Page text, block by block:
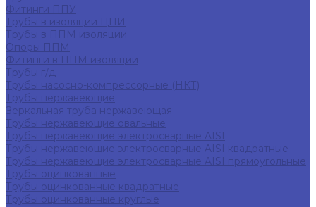
Фитинги ППУ
Трубы в изоляции ЦПИ
Трубы в ППМ изоляции
Опоры ППМ
Фитинги в ППМ изоляции
Трубы г/д
Трубы насосно-компрессорные (НКТ)
Трубы нержавеющие
Зеркальная труба нержавеющая
Трубы нержавеющие овальные
Трубы нержавеющие электросварные AISI
Трубы нержавеющие электросварные AISI квадратные
Трубы нержавеющие электросварные AISI прямоугольные
Трубы оцинкованные
Трубы оцинкованные квадратные
Трубы оцинкованные круглые